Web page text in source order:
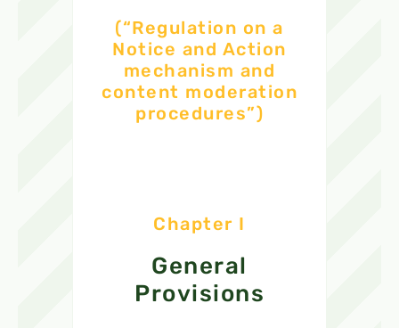
(“Regulation on a
Notice and Action
mechanism and
content moderation
procedures”)
Chapter I
General
Provisions